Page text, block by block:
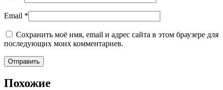
Email *
Сохранить моё имя, email и адрес сайта в этом браузере для
последующих моих комментариев.
Похожие